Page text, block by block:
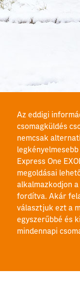
Az eddigi
csomagküldés
nemcsak
Express One
megoldásai
alkalmazkodjon
fordítva. Akár
választjuk ezt a
egyszerűbbé és
mindennapi